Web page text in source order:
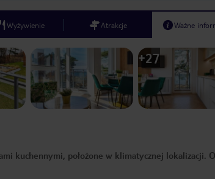
Wyżywienie Atrakcje Ważne 1 /
+27
kuchennymi, położone w klimatycznej lokalizacji.